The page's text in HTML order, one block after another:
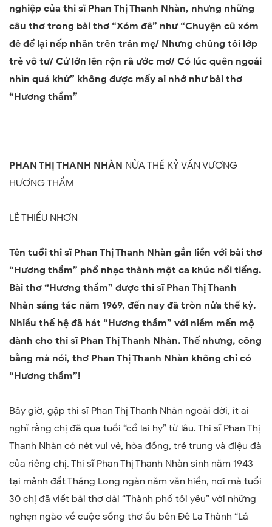
nghiệp của thi sĩ Phan Thị Thanh Nhàn, nhưng những
câu thơ trong bài thơ “Xóm đê” như “Chuyện cũ xóm
đê để lại nếp nhăn trên trán mẹ/ Nhưng chúng tôi lớp
trẻ vô tư/ Cứ lớn lên rộn rã ước mơ/ Có lúc quên ngoái
nhìn quá khứ” không được mấy ai nhớ như bài thơ
“Hương thầm”
PHAN THỊ THANH NHÀN NỬA THẾ KỶ VẤN VƯƠNG
HƯƠNG THẦM
LÊ THIẾU NHƠN
Tên tuổi thi sĩ Phan Thị Thanh Nhàn gắn liền với bài thơ
“Hương thầm” phổ nhạc thành một ca khúc nổi tiếng.
Bài thơ “Hương thầm” được thi sĩ Phan Thị Thanh
Nhàn sáng tác năm 1969, đến nay đã tròn nửa thế kỷ.
Nhiều thế hệ đã hát “Hương thầm” với niềm mến mộ
dành cho thi sĩ Phan Thị Thanh Nhàn. Thế nhưng, công
bằng mà nói, thơ Phan Thị Thanh Nhàn không chỉ có
“Hương thầm”!
Bây giờ, gặp thi sĩ Phan Thị Thanh Nhàn ngoài đời, ít ai
nghĩ rằng chị đã qua tuổi “cổ lai hy” từ lâu. Thi sĩ Phan Thị
Thanh Nhàn có nét vui vẻ, hòa đồng, trẻ trung và điệu đà
của riêng chị. Thi sĩ Phan Thị Thanh Nhàn sinh năm 1943
tại mảnh đất Thăng Long ngàn năm văn hiến, nơi mà tuổi
30 chị đã viết bài thơ dài “Thành phố tôi yêu” với những
nghẹn ngào về cuộc sống thơ ấu bên Đê La Thành “Lá